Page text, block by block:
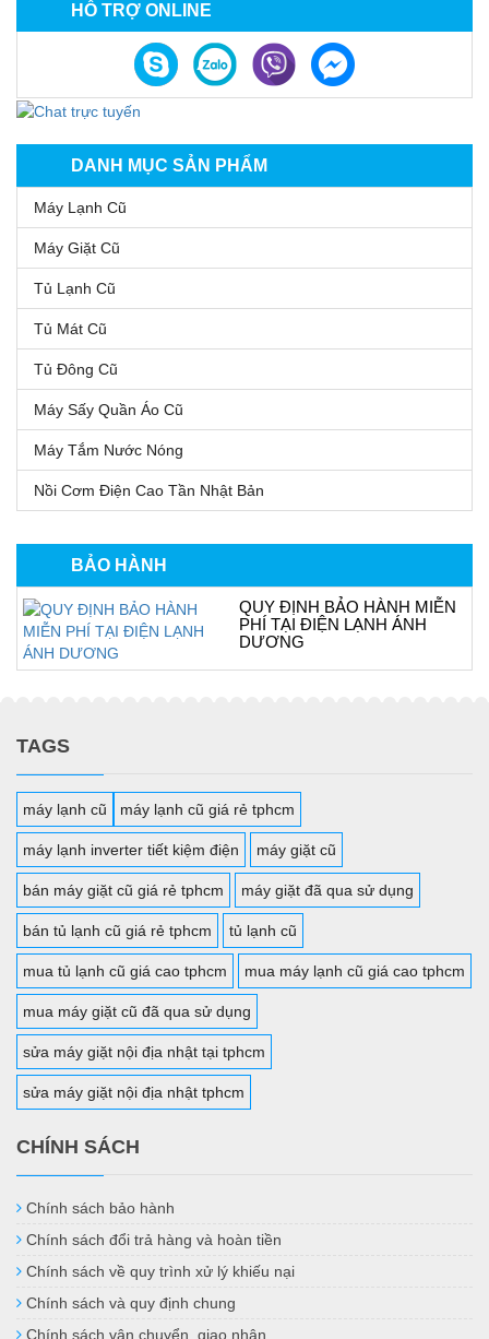
HỖ TRỢ ONLINE
DANH MỤC SẢN PHẨM
Máy Lạnh Cũ
Máy Giặt Cũ
Tủ Lạnh Cũ
Tủ Mát Cũ
Tủ Đông Cũ
Máy Sấy Quần Áo Cũ
Máy Tắm Nước Nóng
Nồi Cơm Điện Cao Tần Nhật Bản
BẢO HÀNH
QUY ĐỊNH BẢO HÀNH MIỄN
PHÍ TẠI ĐIỆN LẠNH ÁNH
DƯƠNG
TAGS
máy lạnh cũ máy lạnh cũ giá rẻ tphcm
máy lạnh inverter tiết kiệm điện máy giặt cũ
bán máy giặt cũ giá rẻ tphcm máy giặt đã qua sử dụng
bán tủ lạnh cũ giá rẻ tphcm tủ lạnh cũ
mua tủ lạnh cũ giá cao tphcm mua máy lạnh cũ giá cao tphcm
mua máy giặt cũ đã qua sử dụng
sửa máy giặt nội địa nhật tại tphcm
sửa máy giặt nội địa nhật tphcm
CHÍNH SÁCH
Chính sách bảo hành
Chính sách đổi trả hàng và hoàn tiền
Chính sách về quy trình xử lý khiếu nại
Chính sách và quy định chung
Chính sách vận chuyển, giao nhận